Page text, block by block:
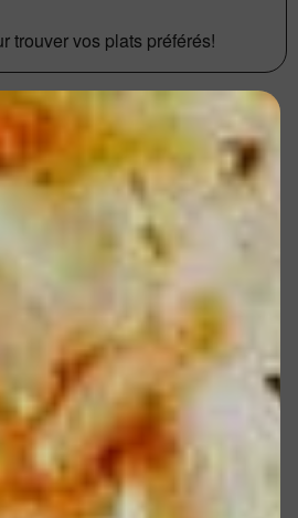
trouver vos plats préférés!